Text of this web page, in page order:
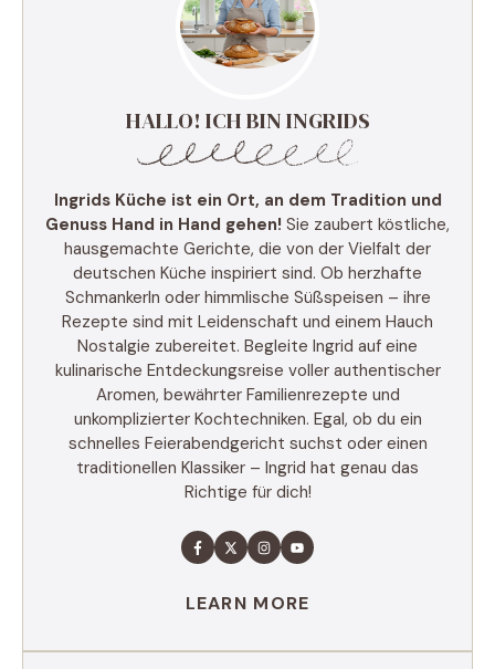
HALLO! ICH BIN INGRIDS
Ingrids Küche ist ein Ort, an dem Tradition und
Genuss Hand in Hand gehen! Sie zaubert köstliche,
hausgemachte Gerichte, die von der Vielfalt der
deutschen Küche inspiriert sind. Ob herzhafte
Schmankerln oder himmlische Süßspeisen – ihre
Rezepte sind mit Leidenschaft und einem Hauch
Nostalgie zubereitet. Begleite Ingrid auf eine
kulinarische Entdeckungsreise voller authentischer
Aromen, bewährter Familienrezepte und
unkomplizierter Kochtechniken. Egal, ob du ein
schnelles Feierabendgericht suchst oder einen
traditionellen Klassiker – Ingrid hat genau das
Richtige für dich!
LEARN MORE